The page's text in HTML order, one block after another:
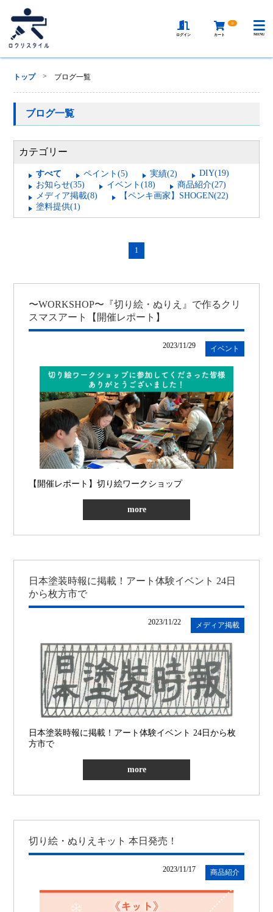
ログイン カート
0
MENU
トップ > ブログ一覧
ブログ一覧
カテゴリー
すべて ペイント(5) 実績(2)
DIY(19)
お知らせ(35)
イベント(18)
商品紹介(27)
メディア掲載(8)
【ペンキ画家】SHOGEN(22)
塗料提供(1)
1
〜WORKSHOP〜『切り絵・ぬりえ』で作るクリ
スマスアート【開催レポート】
2023/11/29 イベント
【開催レポート】切り絵ワークショップ
more
日本塗装時報に掲載！アート体験イベント 24日
から枚方市で
2023/11/22 メディア掲載
日本塗装時報に掲載！アート体験イベント 24日から枚
方市で
more
切り絵・ぬりえキット 本日発売！
2023/11/17 商品紹介